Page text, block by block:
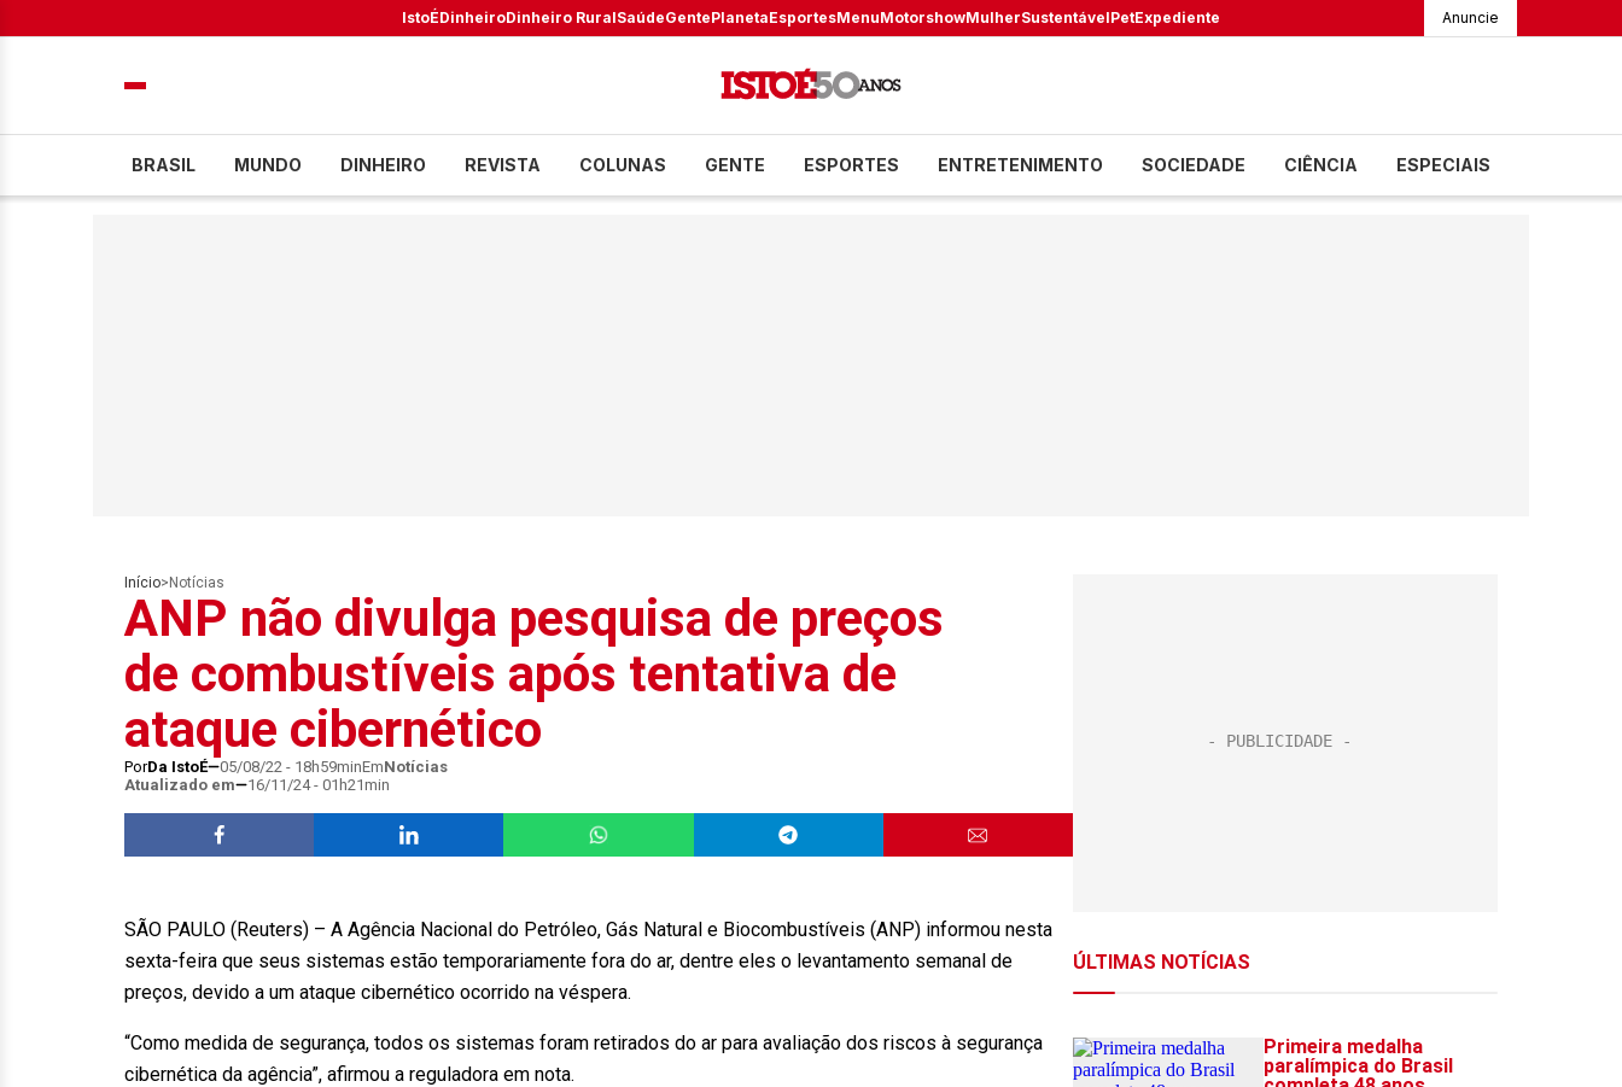
IstoÉDinheiroDinheiro RuralSaúdeGentePlanetaEsportesMenuMotorshowMulherSustentávelPetExpediente Anuncie
BRASIL MUNDO DINHEIRO REVISTA COLUNAS GENTE ESPORTES ENTRETENIMENTO SOCIEDADE CIÊNCIA ESPECIAIS
Início> Notícias
ANP não divulga pesquisa de preços
de combustíveis após tentativa de
ataque cibernético
PorDa IstoÉ 05/08/22 - 18h59minEmNotícias
Atualizado em
16/11/24 - 01h21min
SÃO PAULO (Reuters) – A Agência Nacional do Petróleo, Gás Natural e Biocombustíveis (ANP) informou nesta
sexta-feira que seus sistemas estão temporariamente fora do ar, dentre eles o levantamento semanal de
preços, devido a um ataque cibernético ocorrido na véspera.
“Como medida de segurança, todos os sistemas foram retirados do ar para avaliação dos riscos à segurança
cibernética da agência”, afirmou a reguladora em nota.